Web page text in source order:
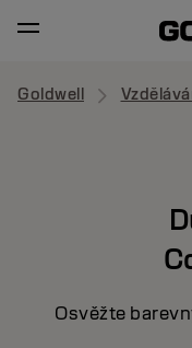
Goldwell
Osvěžte